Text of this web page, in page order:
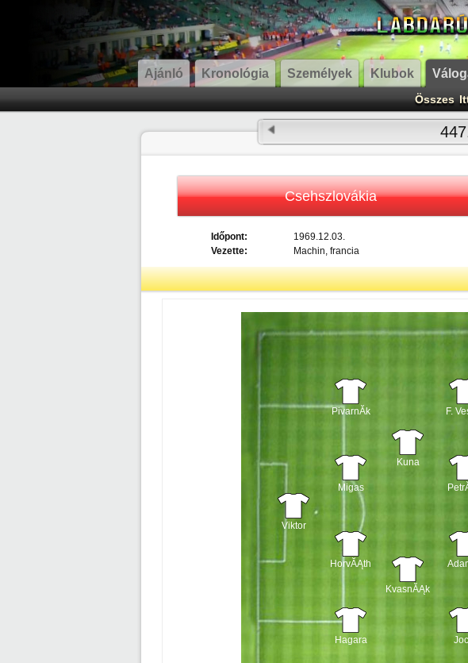
Ajánló Kronológia Személyek Klubok
Összes
Csehszlovákia
Időpont: 1969.12.03.
Vezette:
Machin, francia
Viktor
PivarnĂ­k
Migas
HorvĂĄth
Hagara
Kuna
KvasnĂĄk
F.